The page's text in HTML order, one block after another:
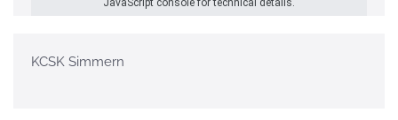
JavaScript console for technical details.
KCSK Simmern